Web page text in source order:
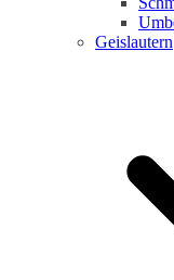
Geislautern